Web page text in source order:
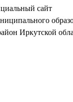
сайт
Иркутской